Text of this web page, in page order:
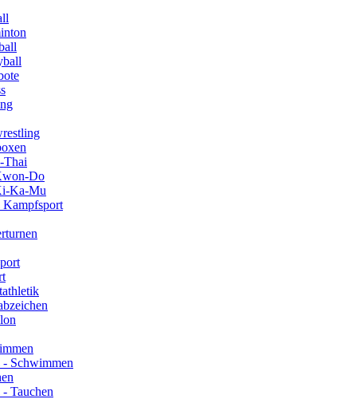
Thai
Do
Ka-Mu
Kampfsport
Schwimmen
Tauchen